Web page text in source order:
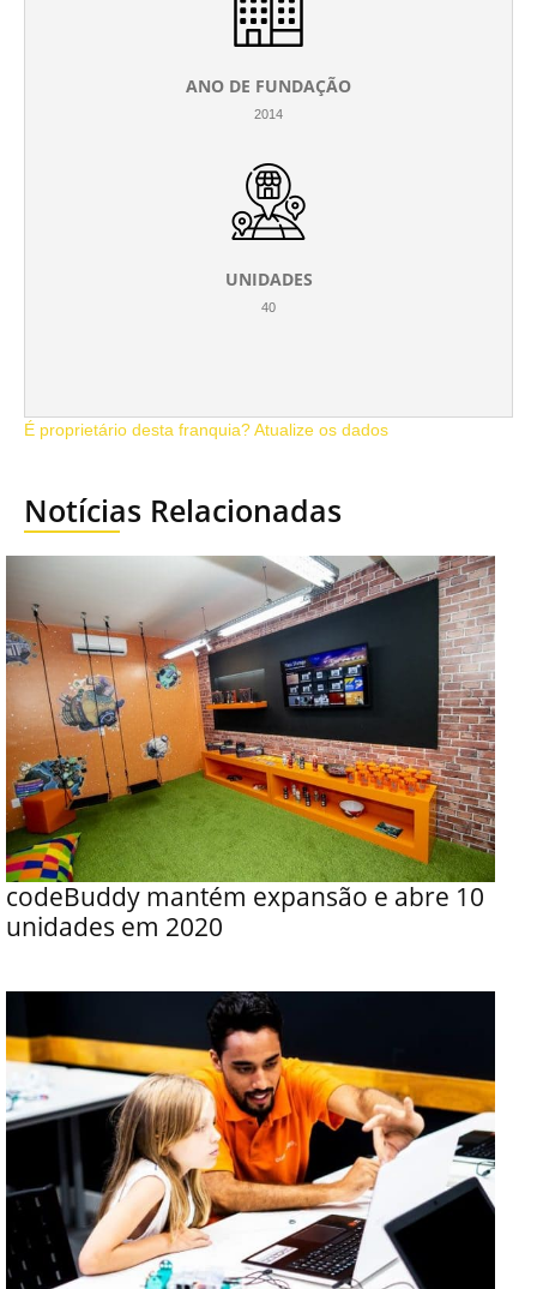
ANO DE FUNDAÇÃO
2014
UNIDADES
40
É proprietário desta franquia? Atualize os dados
Notícias Relacionadas
codeBuddy mantém expansão e abre 10
unidades em 2020